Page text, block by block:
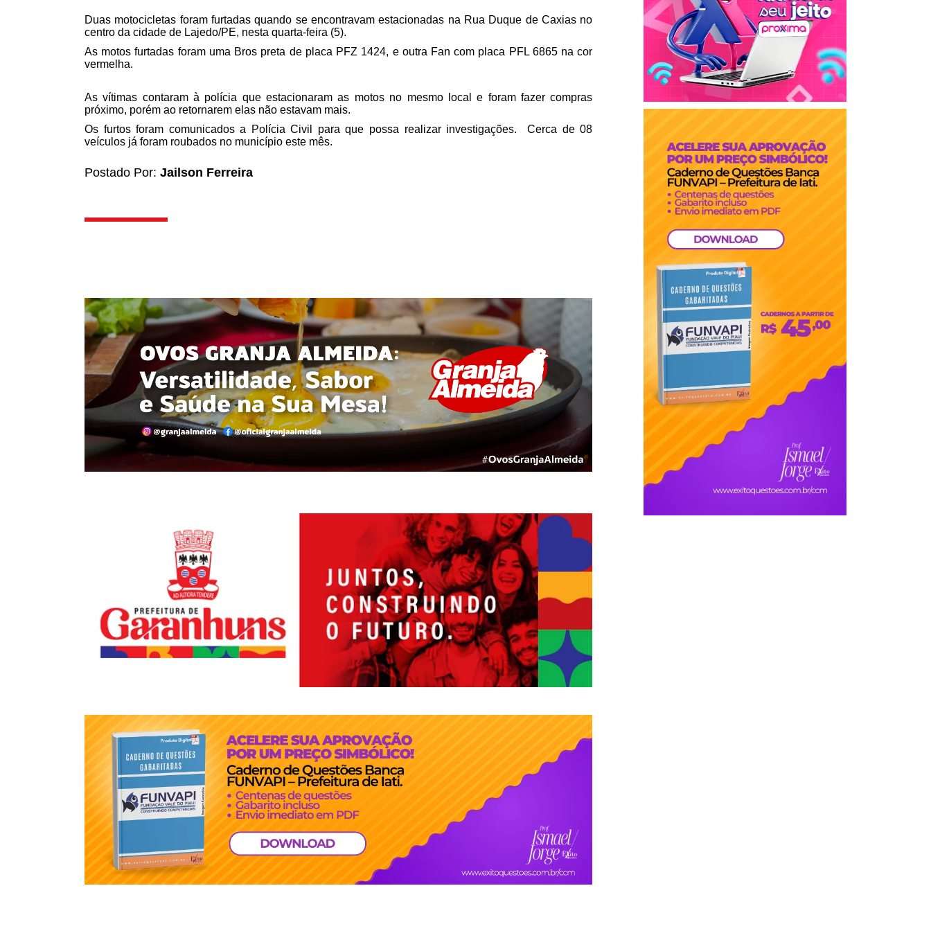
Duas motocicletas foram furtadas quando se encontravam estacionadas na Rua Duque de Caxias no
centro da cidade de Lajedo/PE, nesta quarta-feira (5).
As motos furtadas foram uma Bros preta de placa PFZ 1424, e outra Fan com placa PFL 6865 na cor
vermelha.
As vítimas contaram à polícia que estacionaram as motos no mesmo local e foram fazer compras
próximo, porém ao retornarem elas não estavam mais.
Os furtos foram comunicados a Polícia Civil para que possa realizar investigações. Cerca de 08
veículos já foram roubados no município este mês.
Postado Por: Jailson Ferreira